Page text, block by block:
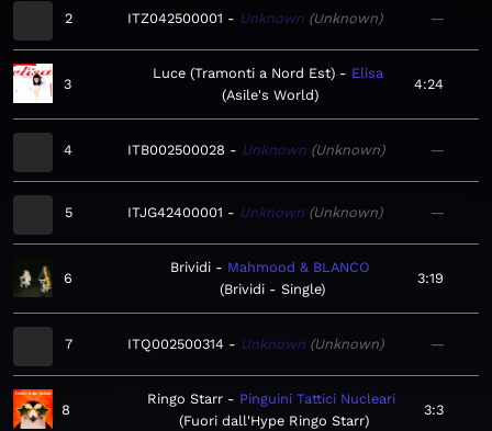
2 ITZ042500001 Unknown Unknown —
3
Luce (Tramonti a Nord Est)
Elisa
Asile's World
4:24
4 ITB002500028 Unknown Unknown —
5 ITJG42400001 Unknown Unknown —
6
Brividi
Mahmood & BLANCO
Brividi - Single
3:19
7 ITQ002500314 Unknown Unknown —
8
Ringo Starr
Pinguini Tattici Nucleari
Fuori dall'Hype Ringo Starr
3:3